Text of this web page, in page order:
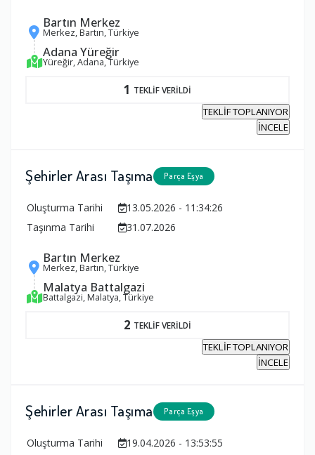
Bartın Merkez
Merkez, Bartın, Türkiye
Adana Yüreğir
Yüreğir, Adana, Türkiye
1 TEKLİF VERİLDİ
TEKLİF TOPLANIYOR
İNCELE
Şehirler Arası Taşıma Parça Eşya
Oluşturma Tarihi
13.05.2026 - 11:34:26
Taşınma Tarihi
31.07.2026
Bartın Merkez
Merkez, Bartın, Türkiye
Malatya Battalgazi
Battalgazi, Malatya, Türkiye
2 TEKLİF VERİLDİ
TEKLİF TOPLANIYOR
İNCELE
Şehirler Arası Taşıma Parça Eşya
Oluşturma Tarihi
19.04.2026 - 13:53:55